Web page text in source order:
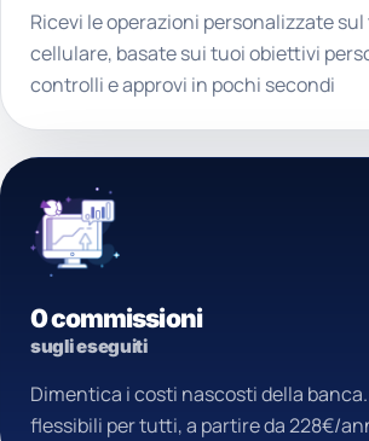
Ricevi le operazioni personalizzate
cellulare, basate sui tuoi obiettivi
controlli e approvi in pochi secondi
0 commissioni
sugli eseguiti
Dimentica i costi nascosti della
flessibili per tutti, a partire da 228€/